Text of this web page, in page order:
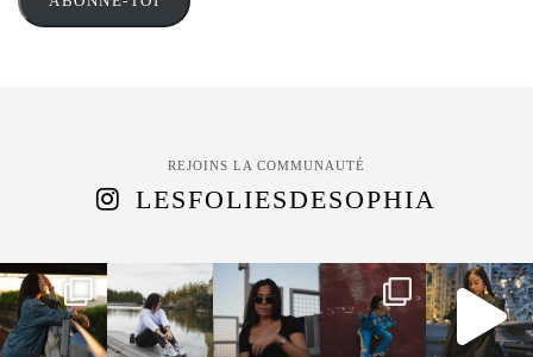
REJOINS LA COMMUNAUTÉ
LESFOLIESDESOPHIA